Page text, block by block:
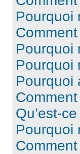
Pourquoi
Pourquoi
Pourquoi
Pourquoi
Qu’est-
Pourquoi